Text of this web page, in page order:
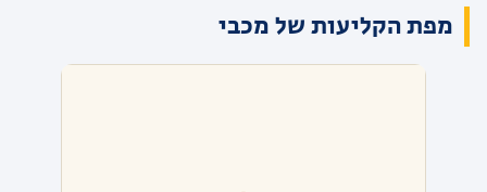
מפת הקליעות של מכבי